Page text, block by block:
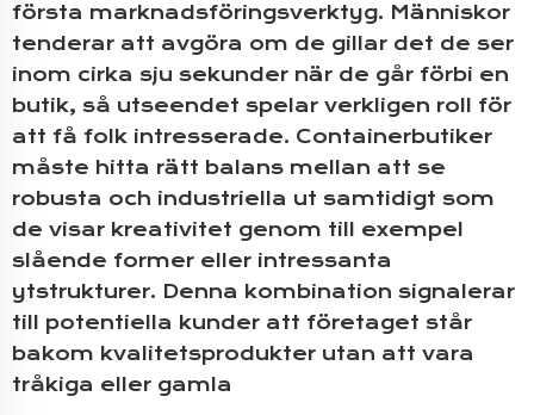
första marknadsföringsverktyg. Människor
tenderar att avgöra om de gillar det de ser
inom cirka sju sekunder när de går förbi en
butik, så utseendet spelar verkligen roll för
att få folk intresserade. Containerbutiker
måste hitta rätt balans mellan att se
robusta och industriella ut samtidigt som
de visar kreativitet genom till exempel
slående former eller intressanta
ytstrukturer. Denna kombination signalerar
till potentiella kunder att företaget står
bakom kvalitetsprodukter utan att vara
tråkiga eller gamla